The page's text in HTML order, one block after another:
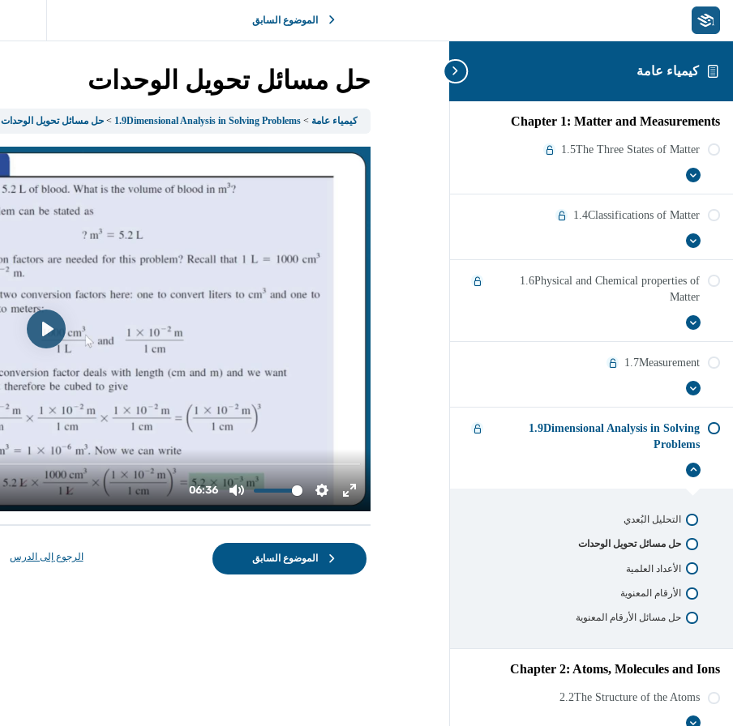
كيمياء عامة
Chapter 1: Matter and Measurements
1.5The Three States of Matter
عرض
الكل
Three
of
1.4Classifications of Matter
عرض
الكلof
1.6Physical and Chemical properties of
Matter
عرض
الكل
and
properties
Matter
1.7Measurement
عرض
الكل
1.7Measurement
1.9Dimensional Analysis in Solving
Problems
إخفاء
Problemsالتحليل البُعدي
حل مسائل تحويل الوحدات
الأعداد العلمية
الأرقام المعنوية
حل مسائل الأرقام المعنوية
Chapter 2: Atoms, Molecules and Ions
2.2The Structure of the Atoms
الموضوع السابق
حل مسائل تحويل الوحدات
كيمياء عامة 1.9Dimensional Analysis in Solving Problems حل مسائل تحويل الوحدات
الموضوع السابق الرجوع إلى الدرس